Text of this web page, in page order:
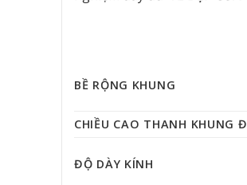
BỀ RỘNG KHUNG
CHIỀU CAO THANH KHUNG
ĐỘ DÀY KÍNH